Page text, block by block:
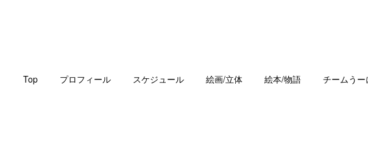
Top プロフィール スケジュール 絵画/立体 絵本/物語 チームうー